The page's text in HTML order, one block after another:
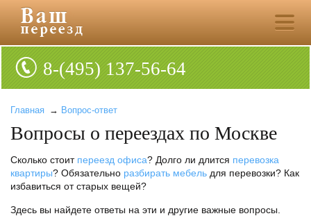
8-(495) 137-56-64
Главная → Вопрос-ответ
Вопросы о переездах по Москве
Сколько стоит переезд офиса? Долго ли длится перевозка
квартиры? Обязательно разбирать мебель для перевозки? Как
избавиться от старых вещей?
Здесь вы найдете ответы на эти и другие важные вопросы.